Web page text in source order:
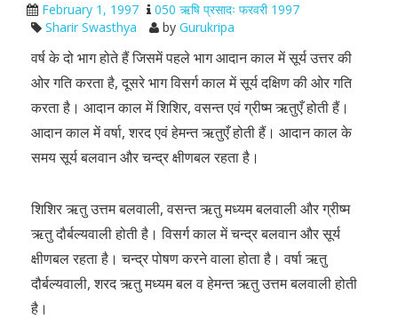
February 1, 1997
050 ऋषि प्रसादः फरवरी 1997
Sharir Swasthya
by Gurukripa
वर्ष के दो भाग होते हैं जिसमें पहले भाग आदान काल में सूर्य उत्तर की
ओर गति करता है, दूसरे भाग विसर्ग काल में सूर्य दक्षिण की ओर गति
करता है। आदान काल में शिशिर, वसन्त एवं ग्रीष्म ऋतुएँ होती हैं।
आदान काल में वर्षा, शरद एवं हेमन्त ऋतुएँ होती हैं। आदान काल के
समय सूर्य बलवान और चन्द्र क्षीणबल रहता है।
शिशिर ऋतु उत्तम बलवाली, वसन्त ऋतु मध्यम बलवाली और ग्रीष्म
ऋतु दौर्बल्यवाली होती है। विसर्ग काल में चन्द्र बलवान और सूर्य
क्षीणबल रहता है। चन्द्र पोषण करने वाला होता है। वर्षा ऋतु
दौर्बल्यवाली, शरद ऋतु मध्यम बल व हेमन्त ऋतु उत्तम बलवाली होती
है।